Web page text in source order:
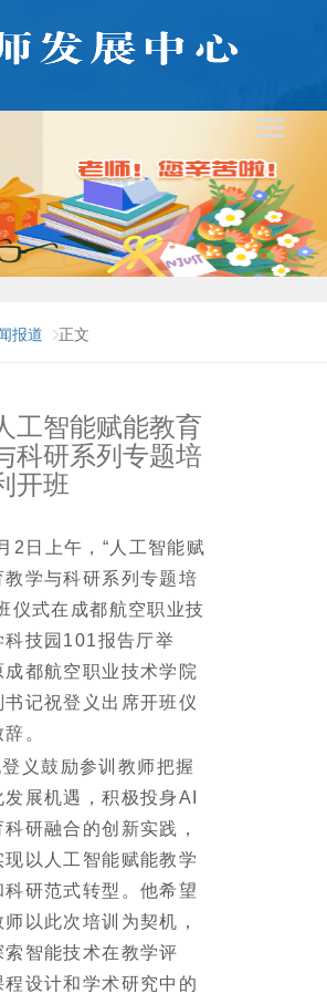
报道 正文
工智能赋能教育
科研系列专题培
开班
2 日上午，“人工智能赋
教学与科研系列专题培
仪式在成都航空职业技
科技园 101报告厅举
成都航空职业技术学院
书记祝登义出席开班仪
。
义鼓励参训教师把握
发展机遇，积极投身AI
研融合的创新实践，
现以人工智能赋能教学
科研范式转型。他希望
师以此次培训为契机，
索智能技术在教学评
程设计和学术研究中的